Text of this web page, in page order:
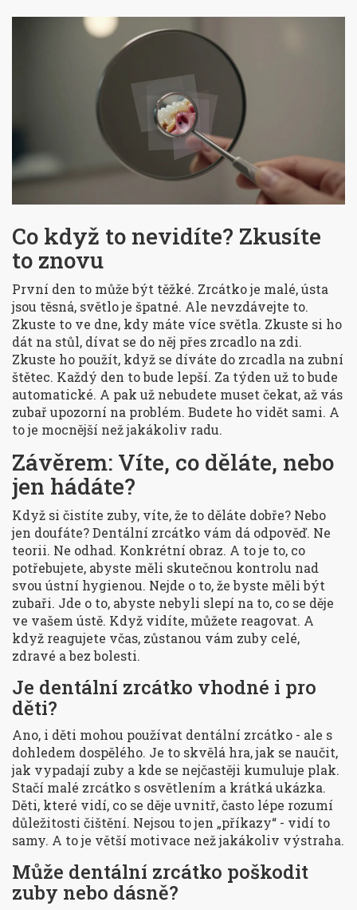
Co když to nevidíte? Zkusíte
to znovu
První den to může být těžké. Zrcátko je malé, ústa
jsou těsná, světlo je špatné. Ale nevzdávejte to.
Zkuste to ve dne, kdy máte více světla. Zkuste si ho
dát na stůl, dívat se do něj přes zrcadlo na zdi.
Zkuste ho použít, když se díváte do zrcadla na zubní
štětec. Každý den to bude lepší. Za týden už to bude
automatické. A pak už nebudete muset čekat, až vás
zubař upozorní na problém. Budete ho vidět sami. A
to je mocnější než jakákoliv radu.
Závěrem: Víte, co děláte, nebo
jen hádáte?
Když si čistíte zuby, víte, že to děláte dobře? Nebo
jen doufáte? Dentální zrcátko vám dá odpověď. Ne
teorii. Ne odhad. Konkrétní obraz. A to je to, co
potřebujete, abyste měli skutečnou kontrolu nad
svou ústní hygienou. Nejde o to, že byste měli být
zubaři. Jde o to, abyste nebyli slepí na to, co se děje
ve vašem ústě. Když vidíte, můžete reagovat. A
když reagujete včas, zůstanou vám zuby celé,
zdravé a bez bolesti.
Je dentální zrcátko vhodné i pro
děti?
Ano, i děti mohou používat dentální zrcátko - ale s
dohledem dospělého. Je to skvělá hra, jak se naučit,
jak vypadají zuby a kde se nejčastěji kumuluje plak.
Stačí malé zrcátko s osvětlením a krátká ukázka.
Děti, které vidí, co se děje uvnitř, často lépe rozumí
důležitosti čištění. Nejsou to jen „příkazy“ - vidí to
samy. A to je větší motivace než jakákoliv výstraha.
Může dentální zrcátko poškodit
zuby nebo dásně?